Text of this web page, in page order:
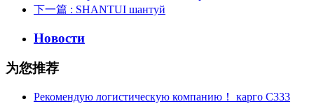
下一篇 : SHANTUI шантуй
Новости
为您推荐
Рекомендую логистическую компанию！ карго C333